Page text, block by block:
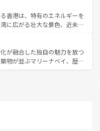
ベトナムコーヒーなどは、ぜ
域を訪れてもあたたかい人々
、きっと忘れられない旅にな
ではチェンマイなどの山岳地
はプーケットやクラビの美し
しむことができる。タイ料理
、どの季節にも異なる楽しみ
タイの人々、仏教を中心とし
源が、訪れる旅人を魅了し続
香港は、特有のエネルギーを
に広がる壮大な景色、近未来
はず。観光スポットが密集し
回れるのも魅力。息をのむよ
で、香港を存分に楽しみ尽く
が融合した独自の魅力を放つ
物が並ぶマリーナベイ、歴史
を楽しめる外せないスポット